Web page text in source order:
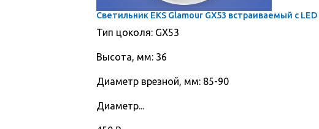
Светильник EKS Glamour GX53 встраиваемый с
Тип цоколя: GX53
Высота, мм: 36
Диаметр врезной, мм: 85-90
Диаметр...